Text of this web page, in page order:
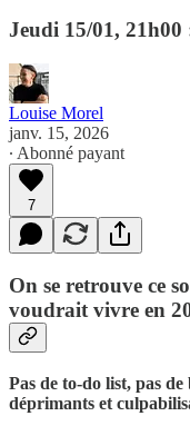
Jeudi 15/01, 21h00
Louise Morel
janv. 15, 2026
∙ Abonné payant
7
On se retrouve ce
voudrait vivre en
Pas de to-do list, pas
déprimants et